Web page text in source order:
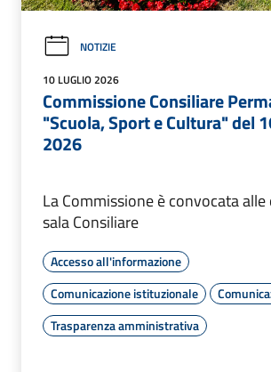
NOTIZIE
10 LUGLIO 2026
Commissione Consiliare
"Scuola, Sport e Cultura" del
2026
La Commissione è convocata
sala Consiliare
Accesso all'informazione
Comunicazione istituzionale
Trasparenza amministrativa